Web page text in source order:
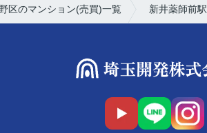
区のマンション(売買)一覧 新井薬師前駅